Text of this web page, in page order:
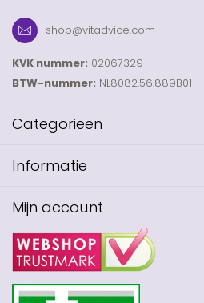
shop@vitadvice.com
KVK nummer: 02067329
BTW-nummer: NL8082.56.889B01
Categorieën
Informatie
Mijn account